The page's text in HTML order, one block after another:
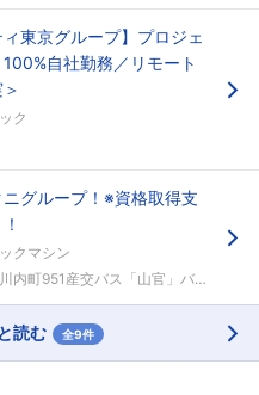
ィ東京グループ】プロジェ
自社勤務／リモート
ク
グループ！※資格取得支
クマシン
町951産交バス「山官」バス停よ...
読む 全9件